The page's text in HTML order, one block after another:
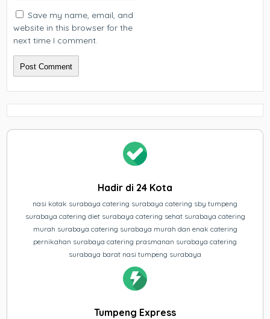
Save my name, email, and
website in this browser for the
next time I comment.
Hadir di 24 Kota
nasi kotak surabaya catering surabaya catering sby tumpeng
surabaya catering diet surabaya catering sehat surabaya catering
murah surabaya catering surabaya murah dan enak catering
pernikahan surabaya catering prasmanan surabaya catering
surabaya barat nasi tumpeng surabaya
Tumpeng Express